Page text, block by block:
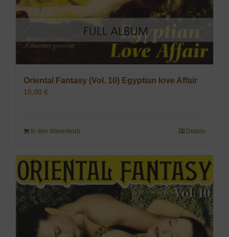
Oriental Fantasy (Vol. 10) Egyptian love Affair
15,00 €
In den Warenkorb Details